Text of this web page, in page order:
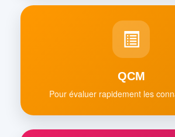
QCM
Pour évaluer rapidement les